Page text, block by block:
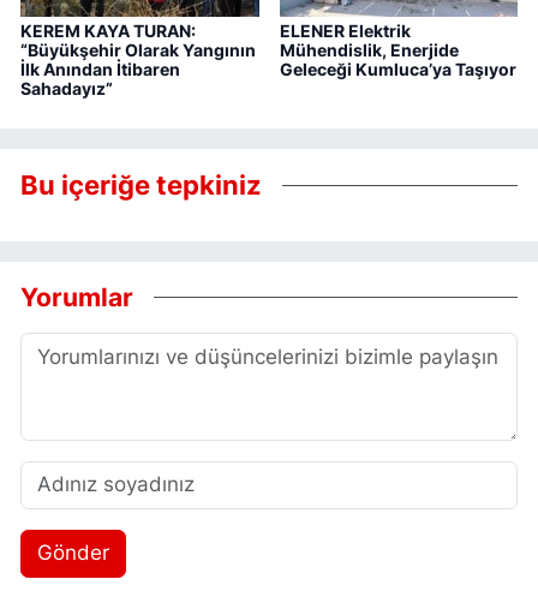
KEREM KAYA TURAN:
“Büyükşehir Olarak Yangının
İlk Anından İtibaren
Sahadayız”
ELENER Elektrik
Mühendislik, Enerjide
Geleceği Kumluca’ya Taşıyor
Bu içeriğe tepkiniz
Yorumlar
Gönder